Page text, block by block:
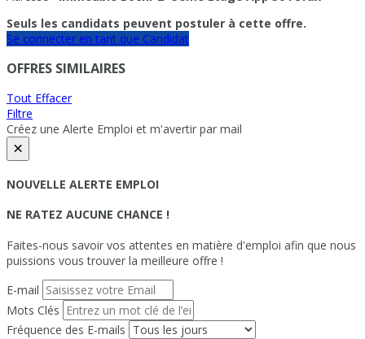
Seuls les candidats peuvent postuler à cette offre.
Se connecter en tant que Candidat
OFFRES SIMILAIRES
Tout Effacer
Filtre
Créez une Alerte Emploi et m'avertir par mail
×
NOUVELLE ALERTE EMPLOI
NE RATEZ AUCUNE CHANCE !
Faites-nous savoir vos attentes en matière d'emploi afin que nous
puissions vous trouver la meilleure offre !
E-mail
Mots Clés
Fréquence des E-mails